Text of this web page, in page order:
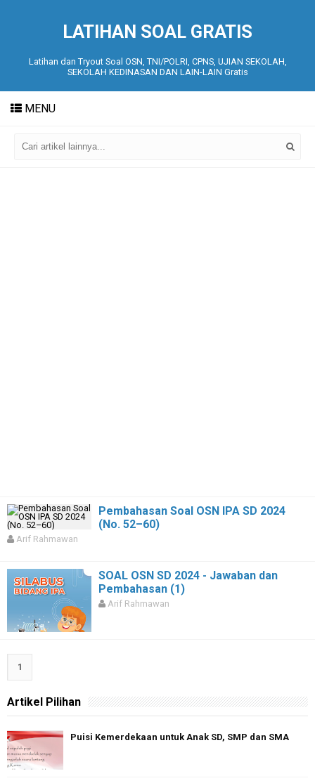
LATIHAN SOAL GRATIS
Latihan dan Tryout Soal OSN, TNI/POLRI, CPNS, UJIAN SEKOLAH,
SEKOLAH KEDINASAN DAN LAIN-LAIN Gratis
MENU
Pembahasan Soal OSN IPA SD 2024
(No. 52–60)
Arif Rahmawan
SOAL OSN SD 2024 - Jawaban dan
Pembahasan (1)
Arif Rahmawan
1
Artikel Pilihan
Puisi Kemerdekaan untuk Anak SD, SMP dan SMA